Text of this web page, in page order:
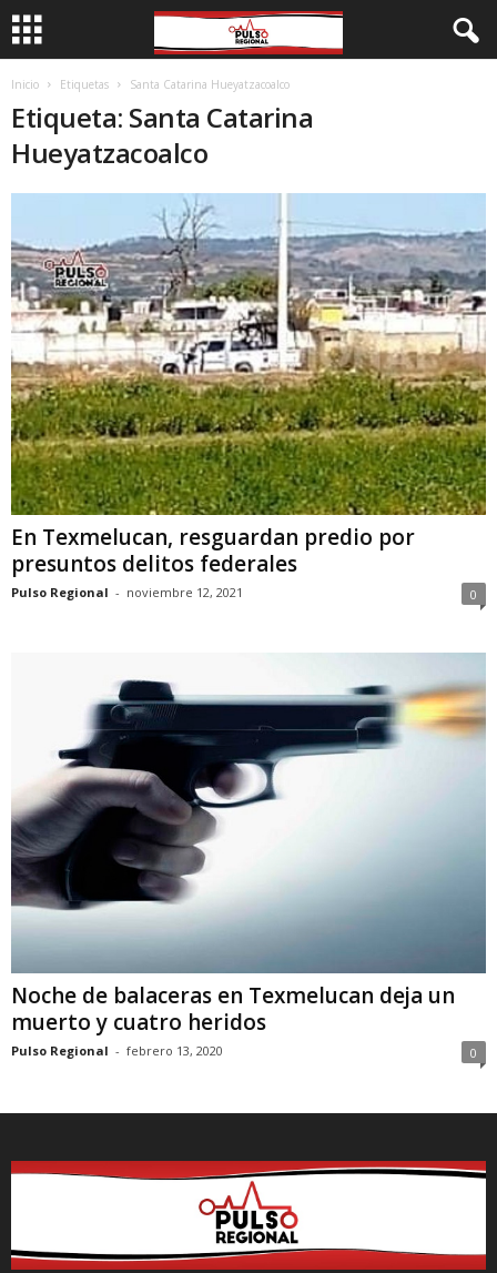
Inicio Etiquetas Santa Catarina Hueyatzacoalco
Etiqueta: Santa Catarina
Hueyatzacoalco
En Texmelucan, resguardan predio por
presuntos delitos federales
Pulso Regional - noviembre 12, 2021 0
Noche de balaceras en Texmelucan deja un
muerto y cuatro heridos
Pulso Regional - febrero 13, 2020 0